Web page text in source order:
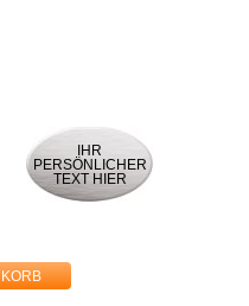
IHR
PERSÖNLICHER
TEXT HIER